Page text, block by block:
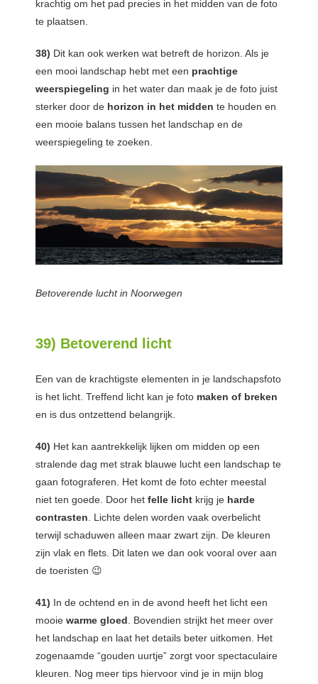
krachtig om het pad precies in het midden van de foto
te plaatsen.
38) Dit kan ook werken wat betreft de horizon. Als je
een mooi landschap hebt met een prachtige
weerspiegeling in het water dan maak je de foto juist
sterker door de horizon in het midden te houden en
een mooie balans tussen het landschap en de
weerspiegeling te zoeken.
Betoverende lucht in Noorwegen
39) Betoverend licht
Een van de krachtigste elementen in je landschapsfoto
is het licht. Treffend licht kan je foto maken of breken
en is dus ontzettend belangrijk.
40) Het kan aantrekkelijk lijken om midden op een
stralende dag met strak blauwe lucht een landschap te
gaan fotograferen. Het komt de foto echter meestal
niet ten goede. Door het felle licht krijg je harde
contrasten . Lichte delen worden vaak overbelicht
terwijl schaduwen alleen maar zwart zijn. De kleuren
zijn vlak en flets. Dit laten we dan ook vooral over aan
de toeristen 😉
41) In de ochtend en in de avond heeft het licht een
mooie warme gloed . Bovendien strijkt het meer over
het landschap en laat het details beter uitkomen. Het
zogenaamde “gouden uurtje” zorgt voor spectaculaire
kleuren. Nog meer tips hiervoor vind je in mijn blog